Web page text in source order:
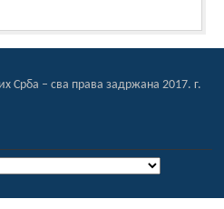
Срба – сва права задржана 2017. г.